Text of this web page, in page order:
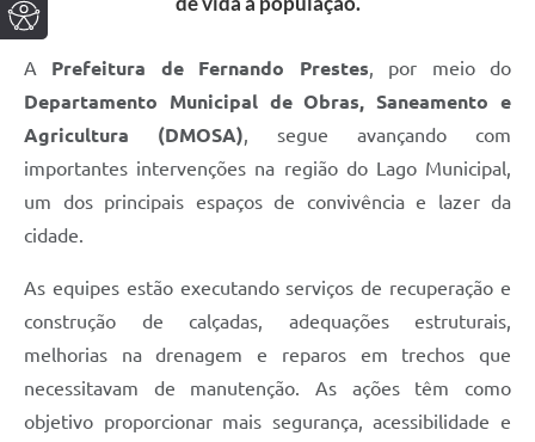
A Prefeitura de Fernando Prestes , por meio do
Departamento Municipal de Obras, Saneamento e
Agricultura (DMOSA) , segue avançando com
importantes intervenções na região do Lago Municipal,
um dos principais espaços de convivência e lazer da
cidade.
As equipes estão executando serviços de recuperação e
construção de calçadas, adequações estruturais,
melhorias na drenagem e reparos em trechos que
necessitavam de manutenção. As ações têm como
objetivo proporcionar mais segurança, acessibilidade e